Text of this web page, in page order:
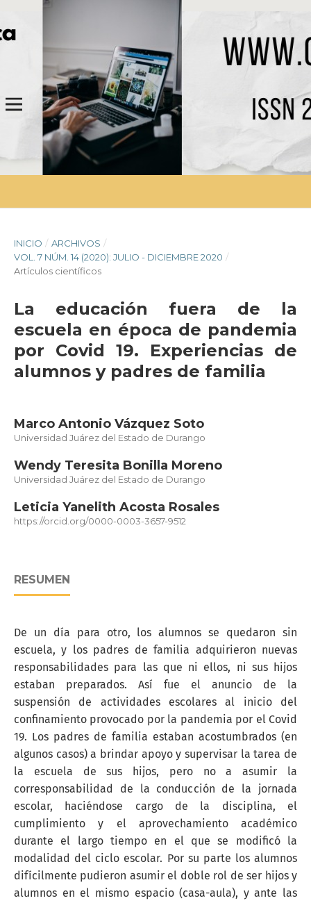
INICIO / ARCHIVOS /
VOL. 7 NÚM. 14 (2020): JULIO - DICIEMBRE 2020 /
Artículos científicos
La educación fuera de la
escuela en época de pandemia
por Covid 19. Experiencias de
alumnos y padres de familia
Marco Antonio Vázquez Soto
Universidad Juárez del Estado de Durango
Wendy Teresita Bonilla Moreno
Universidad Juárez del Estado de Durango
Leticia Yanelith Acosta Rosales
https://orcid.org/0000-0003-3657-9512
RESUMEN
De un día para otro, los alumnos se quedaron sin
escuela, y los padres de familia adquirieron nuevas
responsabilidades para las que ni ellos, ni sus hijos
estaban preparados. Así fue el anuncio de la
suspensión de actividades escolares al inicio del
confinamiento provocado por la pandemia por el Covid
19. Los padres de familia estaban acostumbrados (en
algunos casos) a brindar apoyo y supervisar la tarea de
la escuela de sus hijos, pero no a asumir la
corresponsabilidad de la conducción de la jornada
escolar, haciéndose cargo de la disciplina, el
cumplimiento y el aprovechamiento académico
durante el largo tiempo en el que se modificó la
modalidad del ciclo escolar. Por su parte los alumnos
difícilmente pudieron asumir el doble rol de ser hijos y
alumnos en el mismo espacio (casa-aula), y ante las